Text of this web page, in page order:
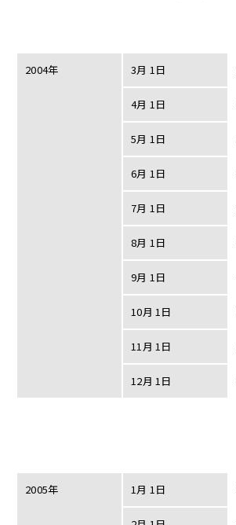
2004年 3月 1日
4月 1日
5月 1日
6月 1日
7月 1日
8月 1日
9月 1日
10月 1日
11月 1日
12月 1日
2005年 1月 1日